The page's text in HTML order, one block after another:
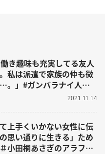
き趣味も充実してる友人
私は派遣で家族の仲も微
。」#ガンバラナイ人生
2021.11.14
上手くいかない女性に伝
思い通りに生きる」ため
小田桐あさぎのアラフォ